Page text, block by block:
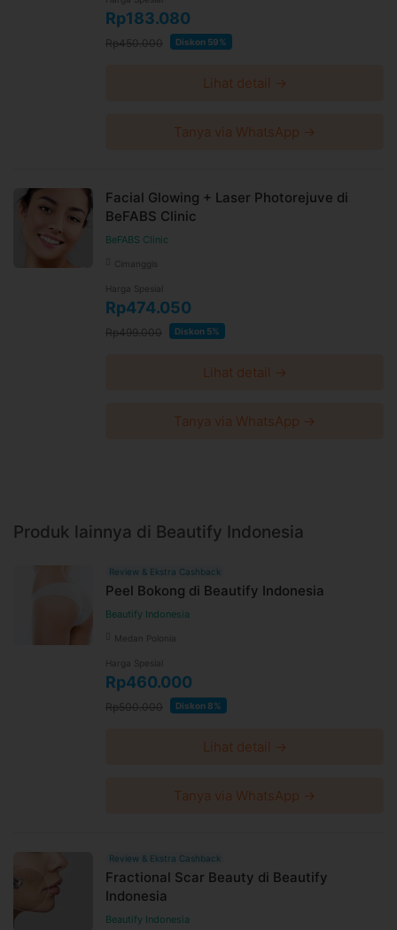
Rp183.080
Rp450.000 Diskon 59%
Lihat detail →
Tanya via WhatsApp →
Facial Glowing + Laser Photorejuve di
BeFABS Clinic
BeFABS Clinic
Cimanggis
Harga Spesial
Rp474.050
Rp499.000 Diskon 5%
Lihat detail →
Tanya via WhatsApp →
Produk lainnya di Beautify Indonesia
Review & Ekstra Cashback
Peel Bokong di Beautify Indonesia
Beautify Indonesia
Medan Polonia
Harga Spesial
Rp460.000
Rp500.000 Diskon 8%
Lihat detail →
Tanya via WhatsApp →
Review & Ekstra Cashback
Fractional Scar Beauty di Beautify
Indonesia
Beautify Indonesia